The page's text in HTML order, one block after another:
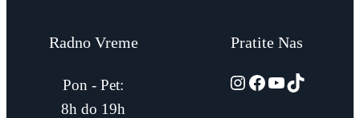
Radno Vreme
Pon - Pet:
8h do 19h
Pratite Nas
automarket015
Facebook
YouTube
TikTok